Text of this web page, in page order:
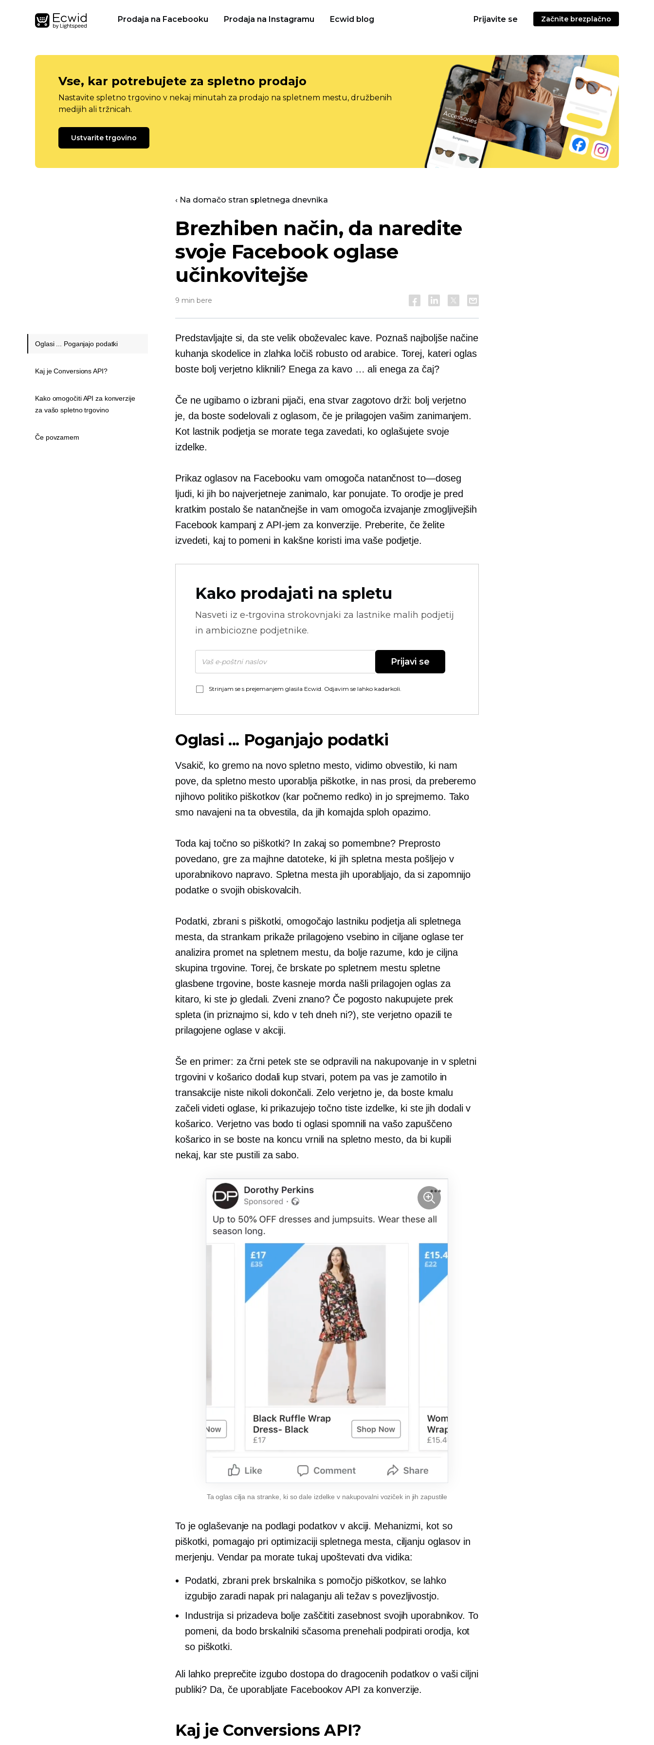
Prodaja na Facebooku Prodaja na Instagramu Ecwid blog Prijavite se Začnite brezplačno
Vse, kar potrebujete za spletno prodajo
Nastavite spletno trgovino v nekaj minutah za prodajo na spletnem mestu, družbenih
medijih ali tržnicah.
Ustvarite trgovino
‹ Na domačo stran spletnega dnevnika
Brezhiben način, da naredite
svoje Facebook oglase
učinkovitejše
9 min bere
Predstavljajte si, da ste velik oboževalec kave. Poznaš najboljše načine
kuhanja skodelice in zlahka ločiš robusto od arabice. Torej, kateri oglas
boste bolj verjetno kliknili? Enega za kavo … ali enega za čaj?
Če ne ugibamo o izbrani pijači, ena stvar zagotovo drži: bolj verjetno
je, da boste sodelovali z oglasom, če je prilagojen vašim zanimanjem.
Kot lastnik podjetja se morate tega zavedati, ko oglašujete svoje
izdelke.
Prikaz oglasov na Facebooku vam omogoča natančnost to—doseg
ljudi, ki jih bo najverjetneje zanimalo, kar ponujate. To orodje je pred
kratkim postalo še natančnejše in vam omogoča izvajanje zmogljivejših
Facebook kampanj z API-jem za konverzije. Preberite, če želite
izvedeti, kaj to pomeni in kakšne koristi ima vaše podjetje.
Kako prodajati na spletu
Nasveti iz e-trgovina strokovnjaki za lastnike malih podjetij
in ambiciozne podjetnike.
Prijavi se
Strinjam se s prejemanjem glasila Ecwid. Odjavim se lahko kadarkoli.
Oglasi ... Poganjajo podatki
Vsakič, ko gremo na novo spletno mesto, vidimo obvestilo, ki nam
pove, da spletno mesto uporablja piškotke, in nas prosi, da preberemo
njihovo politiko piškotkov (kar počnemo redko) in jo sprejmemo. Tako
smo navajeni na ta obvestila, da jih komajda sploh opazimo.
Toda kaj točno so piškotki? In zakaj so pomembne? Preprosto
povedano, gre za majhne datoteke, ki jih spletna mesta pošljejo v
uporabnikovo napravo. Spletna mesta jih uporabljajo, da si zapomnijo
podatke o svojih obiskovalcih.
Podatki, zbrani s piškotki, omogočajo lastniku podjetja ali spletnega
mesta, da strankam prikaže prilagojeno vsebino in ciljane oglase ter
analizira promet na spletnem mestu, da bolje razume, kdo je ciljna
skupina trgovine. Torej, če brskate po spletnem mestu spletne
glasbene trgovine, boste kasneje morda našli prilagojen oglas za
kitaro, ki ste jo gledali. Zveni znano? Če pogosto nakupujete prek
spleta (in priznajmo si, kdo v teh dneh ni?), ste verjetno opazili te
prilagojene oglase v akciji.
Še en primer: za črni petek ste se odpravili na nakupovanje in v spletni
trgovini v košarico dodali kup stvari, potem pa vas je zamotilo in
transakcije niste nikoli dokončali. Zelo verjetno je, da boste kmalu
začeli videti oglase, ki prikazujejo točno tiste izdelke, ki ste jih dodali v
košarico. Verjetno vas bodo ti oglasi spomnili na vašo zapuščeno
košarico in se boste na koncu vrnili na spletno mesto, da bi kupili
nekaj, kar ste pustili za sabo.
Ta oglas cilja na stranke, ki so dale izdelke v nakupovalni voziček in jih zapustile
To je oglaševanje na podlagi podatkov v akciji. Mehanizmi, kot so
piškotki, pomagajo pri optimizaciji spletnega mesta, ciljanju oglasov in
merjenju. Vendar pa morate tukaj upoštevati dva vidika:
Podatki, zbrani prek brskalnika s pomočjo piškotkov, se lahko
izgubijo zaradi napak pri nalaganju ali težav s povezljivostjo.
Industrija si prizadeva bolje zaščititi zasebnost svojih uporabnikov. To
pomeni, da bodo brskalniki sčasoma prenehali podpirati orodja, kot
so piškotki.
Ali lahko preprečite izgubo dostopa do dragocenih podatkov o vaši ciljni
publiki? Da, če uporabljate Facebookov API za konverzije.
Kaj je Conversions API?
Oglasi ... Poganjajo podatki
Kaj je Conversions API?
Kako omogočiti API za konverzije
za vašo spletno trgovino
Če povzamem